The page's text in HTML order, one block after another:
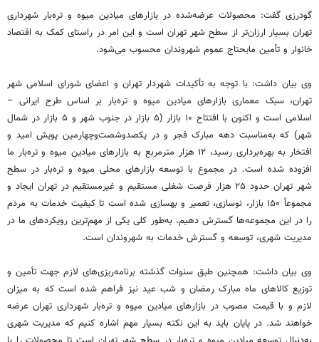
گودرزی گفت: محصولات عرضه‌شده در بازارهای میادین میوه و تره‌بار شهرداری
تهران بسیار ارزان‌تر از سطح شهر تهران است و این امر در راستای کمک به اقتصاد
خانوار و تأمین مایحتاج عموم شهروندان محسوب می‌شود.
وی بیان داشت: با توجه به تأکیدات شهردار تهران و اعضای شورای اسلامی شهر
تهران، سبک معماری بازارهای میادین میوه و تره‌بار بر اساس طرح ایرانی –
اسلامی است و اکنون با افتتاح ۱۰ بازار (۵ بازار در جنوب شهر و ۵ بازار در شمال
شهر) که به‌مناسبت دهه مبارک فجر و دریکصدوشصت‌وچهارمین پویش امید و
افتخار به بهره‌برداری رسید، ۱۲ هزار مترمربع به بازارهای میادین میوه و تره‌بار ما
افزوده شده است. در مجموع با توسعه بازارهای محلی میوه و تره‌بار در سطح
شهر تهران حدود ۲۵ هزار فرصت شغلی مستقیم و غیرمستقیم در تهران ایجاد و
مجموعاً ۱۵۰ بازار، نوسازی، تعمیر و بهسازی شده است تا کیفیت خدمات به مردم
را در این مجموعه‌ها گسترش دهیم. به‌طور کلی یکی از مهم‌ترین رویکردهای ما در
مدیریت شهری، توسعه و گسترش خدمات به شهروندان است.
وی بیان داشت: همچنین طبق سنوات گذشته برنامه‌ریزی‌های لازم جهت تأمین و
توزیع کالاهای ماه مبارک رمضان و شب عید نیز فراهم شده است که به میزان
لازم و با قیمت مصوب در بازارهای میادین میوه و تره‌بار شهرداری تهران عرضه
خواهند شد. در پایان باید به این نکته بسیار مهم اشاره کنیم که مدیریت شهری